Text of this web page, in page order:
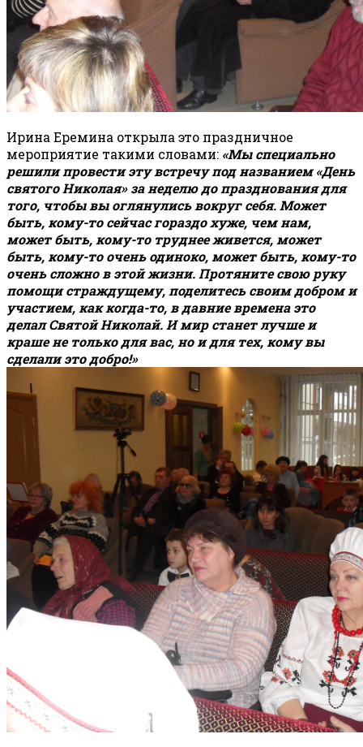
Ирина Еремина открыла это праздничное
мероприятие такими словами: «Мы специально
решили провести эту встречу под названием «День
святого Николая» за неделю до празднования для
того, чтобы вы оглянулись вокруг себя. Может
быть, кому-то сейчас гораздо хуже, чем нам,
может быть, кому-то труднее живется, может
быть, кому-то очень одиноко, может быть, кому-то
очень сложно в этой жизни. Протяните свою руку
помощи страждущему, поделитесь своим добром и
участием, как когда-то, в давние времена это
делал Святой Николай. И мир станет лучше и
краше не только для вас, но и для тех, кому вы
сделали это добро!»